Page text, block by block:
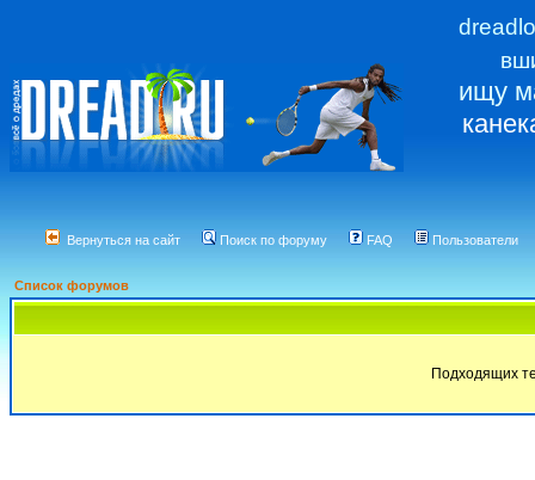
ищу
Вернуться на сайт Поиск по форуму FAQ Пользователи
Список форумов
Подходящих